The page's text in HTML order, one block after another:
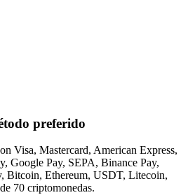
preferido
Visa, Mastercard, American Express,
Google Pay, SEPA, Binance Pay,
Bitcoin, Ethereum, USDT, Litecoin,
70 criptomonedas.